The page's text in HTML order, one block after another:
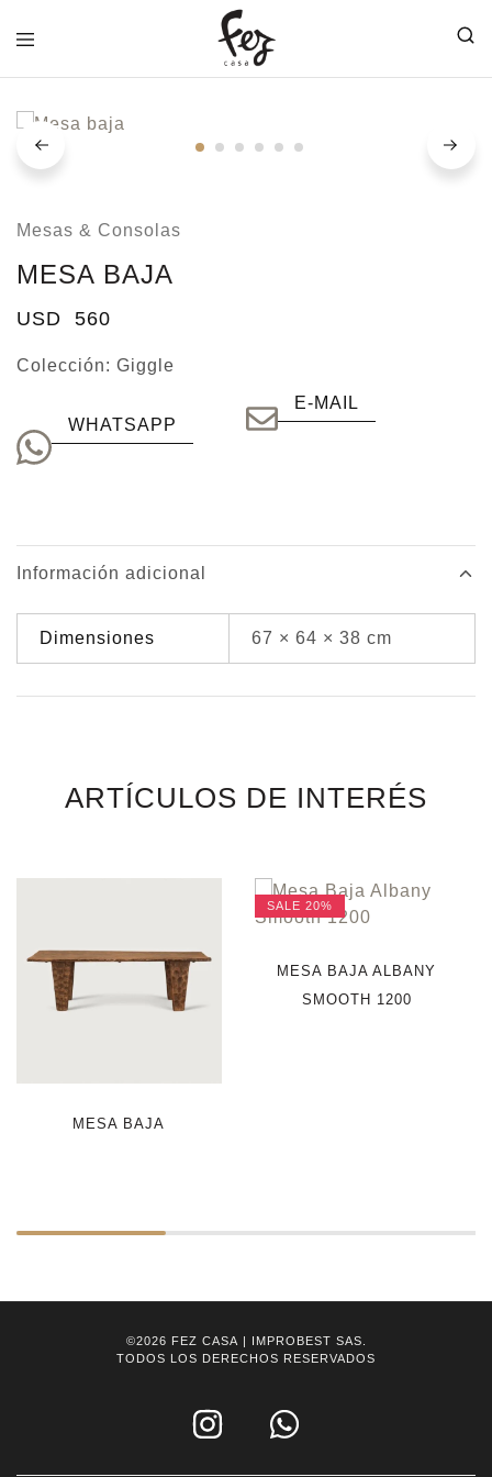
Mesas & Consolas
MESA BAJA
USD 560
Colección: Giggle
WHATSAPP
E-MAIL
Información adicional
Dimensiones 67 × 64 × 38 cm
ARTÍCULOS DE INTERÉS
MESA BAJA
SALE 20%
MESA BAJA ALBANY
SMOOTH 1200
©2026 FEZ CASA | IMPROBEST SAS.
TODOS LOS DERECHOS RESERVADOS